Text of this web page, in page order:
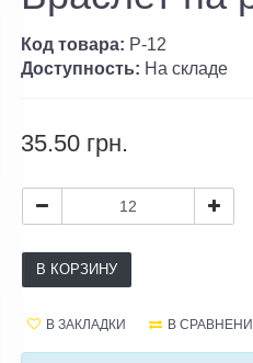
Код товара: P-12
Доступность: На складе
35.50 грн.
В КОРЗИНУ
В ЗАКЛАДКИ В